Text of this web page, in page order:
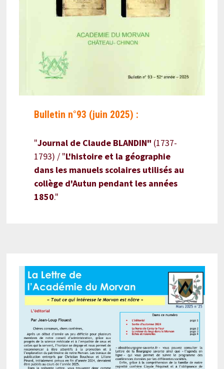
Bulletin n°93 (juin 2025) :
"Journal de Claude BLANDIN" (1737-
1793) / "L'histoire et la géographie
dans les manuels scolaires utilisés au
collège d'Autun pendant les années
1850."